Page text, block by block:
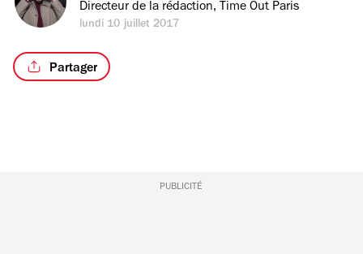
Directeur de la rédaction, Time Out Paris
lundi 10 juillet 2017
Partager
PUBLICITÉ